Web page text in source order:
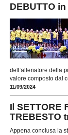
DEBUTTO
dell’allenatore della
valore composto dal
11/09/2024
Il SETTORE
TREBESTO
Appena conclusa la